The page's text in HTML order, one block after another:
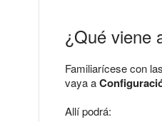
¿Qué viene
Familiarícese con
vaya a
Allí podrá: